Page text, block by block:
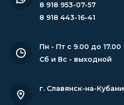
8 918 953-07-57
8 918 443-16-41
Пн - Пт с 9.00 до 17.00
Сб и Вс - выходной
г. Славянск-на-Кубани